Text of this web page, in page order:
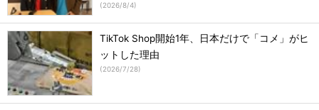
(2026/8/4)
TikTok Shop開始1年、日本だけで「コメ」がヒ
ットした理由
(2026/7/28)